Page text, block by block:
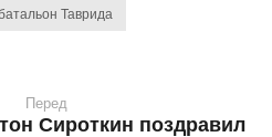
Таврида
Перед
Сироткин поздравил